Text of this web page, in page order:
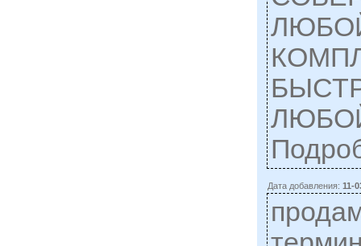
Дата добавления:11-